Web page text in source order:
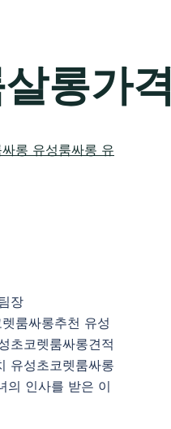
롱가격
장
룸싸롱추천 유성
초코렛룸싸롱견적
유성초코렛룸싸롱
의 인사를 받은 이